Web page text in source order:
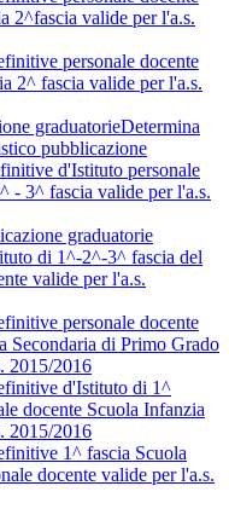
2^fascia valide per l'a.s.
personale docente
2^ fascia valide per l'a.s.
graduatorieDetermina
pubblicazione
d'Istituto personale
- 3^ fascia valide per l'a.s.
graduatorie
di 1^-2^-3^ fascia del
valide per l'a.s.
personale docente
Secondaria di Primo Grado
2015/2016
d'Istituto di 1^
docente Scuola Infanzia
2015/2016
1^ fascia Scuola
docente valide per l'a.s.